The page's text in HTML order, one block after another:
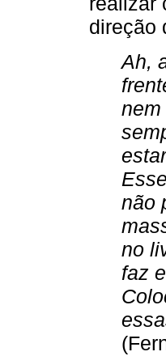
direção
Ah,
nem
não
no
faz